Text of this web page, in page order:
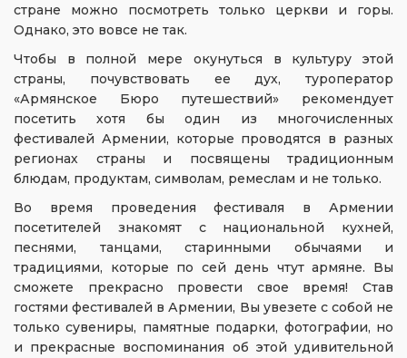
стране можно посмотреть только церкви и горы.
Однако, это вовсе не так.
Чтобы в полной мере окунуться в культуру этой
страны, почувствовать ее дух, туроператор
«Армянское Бюро путешествий» рекомендует
посетить хотя бы один из многочисленных
фестивалей Армении, которые проводятся в разных
регионах страны и посвящены традиционным
блюдам, продуктам, символам, ремеслам и не только.
Во время проведения фестиваля в Армении
посетителей знакомят с национальной кухней,
песнями, танцами, старинными обычаями и
традициями, которые по сей день чтут армяне. Вы
сможете прекрасно провести свое время! Став
гостями фестивалей в Армении, Вы увезете с собой не
только сувениры, памятные подарки, фотографии, но
и прекрасные воспоминания об этой удивительной